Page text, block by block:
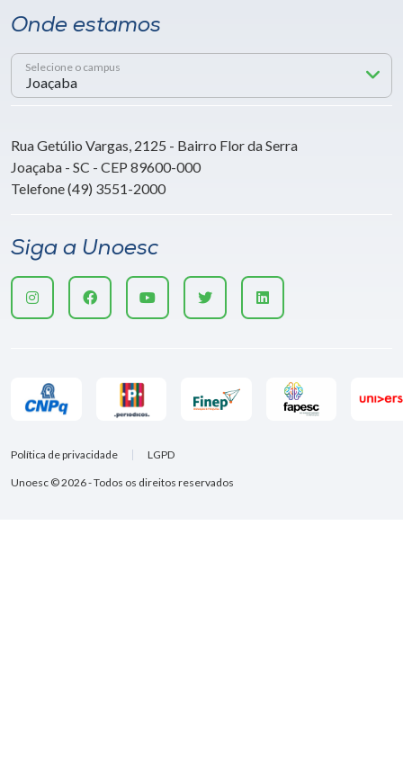
Onde estamos
Selecione o campus
Rua Getúlio Vargas, 2125 - Bairro Flor da Serra
Joaçaba - SC - CEP 89600-000
Telefone (49) 3551-2000
Siga a Unoesc
Unoesc © 2026 - Todos os direitos reservados
Política de privacidade LGPD